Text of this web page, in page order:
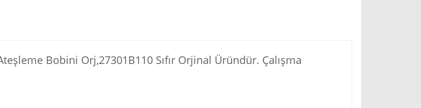
Bobini Orj,27301B110 Sıfır Orjinal Üründür. Çalışma